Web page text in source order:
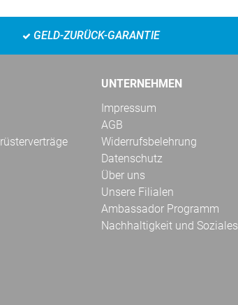
GELD-ZURÜCK-GARANTIE
UNTERNEHMEN
Impressum
AGB
Widerrufsbelehrung
Datenschutz
Über uns
Unsere Filialen
Ambassador Programm
Nachhaltigkeit und Soziales